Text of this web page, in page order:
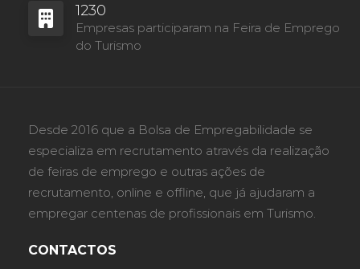
1230
Empresas participaram na Feira de Emprego
do Turismo
Desde 2016 que a Bolsa de Empregabilidade se
especializa em recrutamento através da realização
de feiras de emprego e outras ações de
recrutamento, online e offline, que já ajudaram a
empregar centenas de profissionais em Turismo.
CONTACTOS